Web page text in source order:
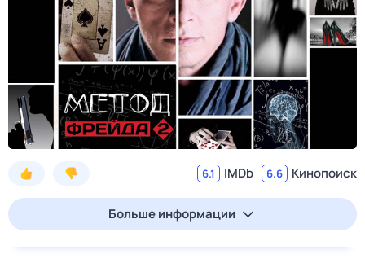
6.1 IMDb 6.6 Кинопоиск
Больше информации